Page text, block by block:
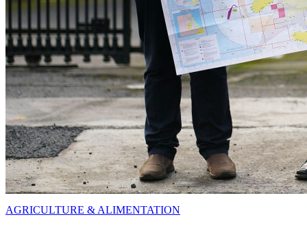
AGRICULTURE & ALIMENTATION